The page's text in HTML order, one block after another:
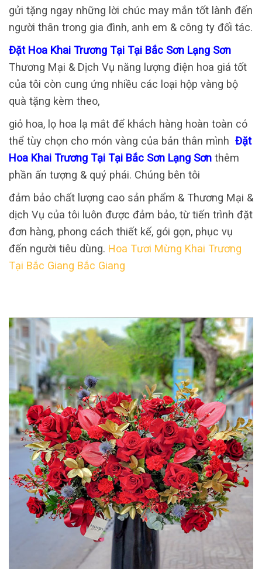
gửi tặng ngay những lời chúc may mắn tốt lành đến
người thân trong gia đình, anh em & công ty đối tác.
Đặt Hoa Khai Trương Tại Tại Bắc Sơn Lạng Sơn
Thương Mại & Dịch Vụ năng lượng điện hoa giá tốt
của tôi còn cung ứng nhiều các loại hộp vàng bộ
quà tặng kèm theo,
giỏ hoa, lọ hoa lạ mắt để khách hàng hoàn toàn có
thể tùy chọn cho món vàng của bản thân mình Đặt
Hoa Khai Trương Tại Tại Bắc Sơn Lạng Sơn thêm
phần ấn tượng & quý phái. Chúng bên tôi
đảm bảo chất lượng cao sản phẩm & Thương Mại &
dịch Vụ của tôi luôn được đảm bảo, từ tiến trình đặt
đơn hàng, phong cách thiết kế, gói gọn, phục vụ
đến người tiêu dùng. Hoa Tươi Mừng Khai Trương
Tại Bắc Giang Bắc Giang